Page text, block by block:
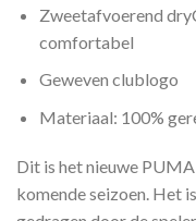
Zweetafvoerend
comfortabel
Geweven clublogo
Materiaal: 100%
Dit is het nieuwe
komende seizoen. Het